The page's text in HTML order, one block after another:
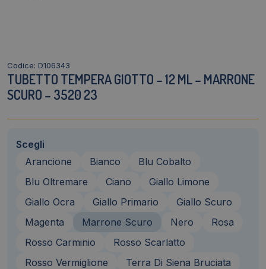
Codice: D106343
TUBETTO TEMPERA GIOTTO – 12 ML – MARRONE
SCURO – 3520 23
Scegli
Arancione
Bianco
Blu Cobalto
Blu Oltremare
Ciano
Giallo Limone
Giallo Ocra
Giallo Primario
Giallo Scuro
Magenta
Marrone Scuro Nero
Rosa
Rosso Carminio
Rosso Scarlatto
Rosso Vermiglione
Terra Di Siena Bruciata